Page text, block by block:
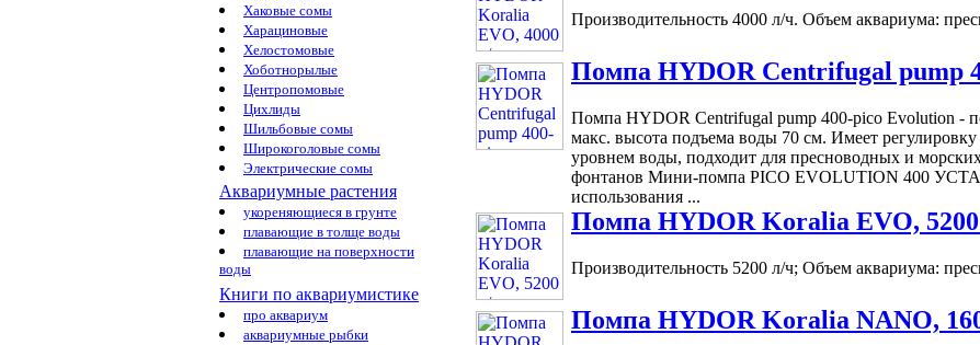
Хаковые сомы
Харациновые
Хелостомовые
Хоботнорылые
Центропомовые
Цихлиды
Шильбовые сомы
Широкоголовые сомы
Электрические сомы
Аквариумные растения
укореняющиеся в грунте
плавающие в толще воды
плавающие на поверхности
воды
Книги по аквариумистике
про аквариум
аквариумные рыбки
Производительность 4000 л/ч. Объем аквариума:
Помпа HYDOR Centrifugal pump
Помпа HYDOR Centrifugal pump 400-pico Evolution -
макс. высота подъема воды 70 см. Имеет
уровнем воды, подходит для пресноводных и
фонтанов Мини-помпа PICO EVOLUTION 400
использования ...
Помпа HYDOR Koralia EVO,
Производительность 5200 л/ч; Объем аквариума:
Помпа HYDOR Koralia NANO,